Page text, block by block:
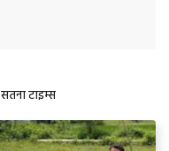
सतना टाइम्स